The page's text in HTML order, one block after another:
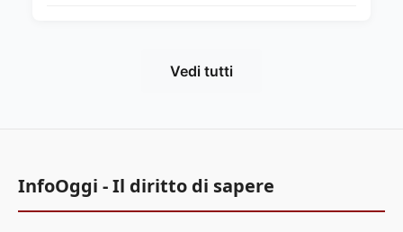
Vedi tutti
InfoOggi - Il diritto di sapere